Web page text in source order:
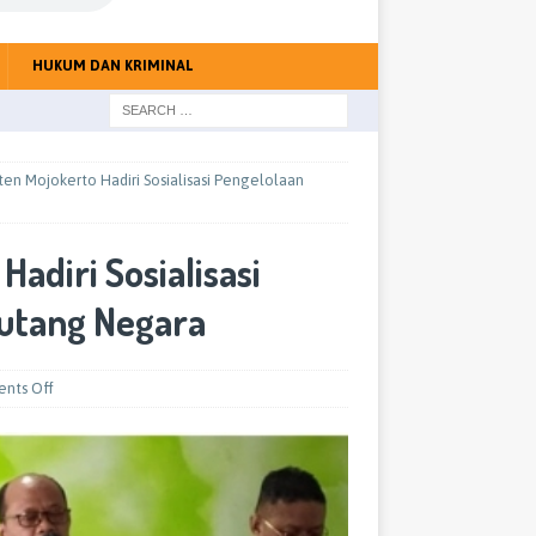
HUKUM DAN KRIMINAL
Mojokerto Hadiri Sosialisasi Pengelolaan
Sosialisasi
Negara
Off